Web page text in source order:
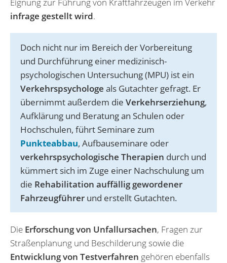
infrage gestellt wird.
Doch nicht nur im Bereich der Vorbereitung
und Durchführung einer medizinisch-
psychologischen Untersuchung (MPU) ist ein
Verkehrspsychologe als Gutachter gefragt. Er
übernimmt außerdem die Verkehrserziehung,
Aufklärung und Beratung an Schulen oder
Hochschulen, führt Seminare zum
Punkteabbau, Aufbauseminare oder
verkehrspsychologische Therapien durch und
kümmert sich im Zuge einer Nachschulung um
die Rehabilitation auffällig gewordener
Fahrzeugführer und erstellt Gutachten.
Die Erforschung von Unfallursachen, Fragen zur
Straßenplanung und Beschilderung sowie die
Entwicklung von Testverfahren gehören ebenfalls